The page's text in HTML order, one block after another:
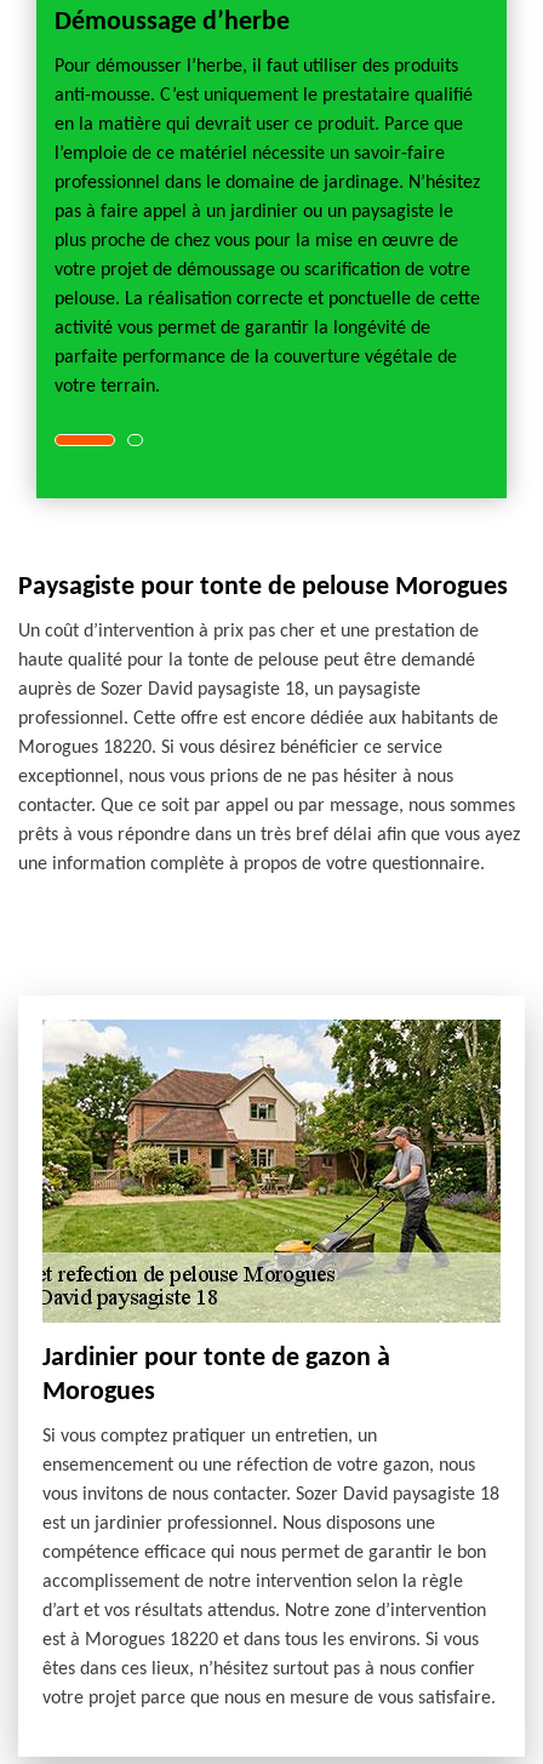
Démoussage d’herbe
Pour démousser l’herbe, il faut utiliser des produits
anti-mousse. C’est uniquement le prestataire qualifié
en la matière qui devrait user ce produit. Parce que
l’emploie de ce matériel nécessite un savoir-faire
professionnel dans le domaine de jardinage. N’hésitez
pas à faire appel à un jardinier ou un paysagiste le
plus proche de chez vous pour la mise en œuvre de
votre projet de démoussage ou scarification de votre
pelouse. La réalisation correcte et ponctuelle de cette
activité vous permet de garantir la longévité de
parfaite performance de la couverture végétale de
votre terrain.
Paysagiste pour tonte de pelouse Morogues
Un coût d’intervention à prix pas cher et une prestation de
haute qualité pour la tonte de pelouse peut être demandé
auprès de Sozer David paysagiste 18, un paysagiste
professionnel. Cette offre est encore dédiée aux habitants de
Morogues 18220. Si vous désirez bénéficier ce service
exceptionnel, nous vous prions de ne pas hésiter à nous
contacter. Que ce soit par appel ou par message, nous sommes
prêts à vous répondre dans un très bref délai afin que vous ayez
une information complète à propos de votre questionnaire.
Jardinier pour tonte de gazon à
Morogues
Si vous comptez pratiquer un entretien, un
ensemencement ou une réfection de votre gazon, nous
vous invitons de nous contacter. Sozer David paysagiste 18
est un jardinier professionnel. Nous disposons une
compétence efficace qui nous permet de garantir le bon
accomplissement de notre intervention selon la règle
d’art et vos résultats attendus. Notre zone d’intervention
est à Morogues 18220 et dans tous les environs. Si vous
êtes dans ces lieux, n’hésitez surtout pas à nous confier
votre projet parce que nous en mesure de vous satisfaire.